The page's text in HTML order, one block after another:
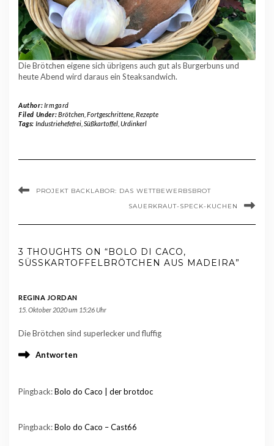
Die Brötchen eigene sich übrigens auch gut als Burgerbuns und
heute Abend wird daraus ein Steaksandwich.
Author:Irmgard
Filed Under:Brötchen, Fortgeschrittene, Rezepte
Tags: Industriehefefrei, Süßkartoffel, Urdinkerl
PROJEKT BACKLABOR: DAS WETTBEWERBSBROT
SAUERKRAUT-SPECK-KUCHEN
3 THOUGHTS ON “BOLO DI CACO,
SÜSSKARTOFFELBRÖTCHEN AUS MADEIRA”
REGINA JORDAN
15. Oktober 2020 um 15:26 Uhr
Die Brötchen sind superlecker und fluffig
Antworten
Pingback:Bolo do Caco | der brotdoc
Pingback:Bolo do Caco – Cast66